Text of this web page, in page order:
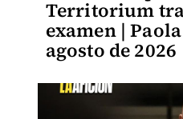
Territorium
examen |
agosto de 2026